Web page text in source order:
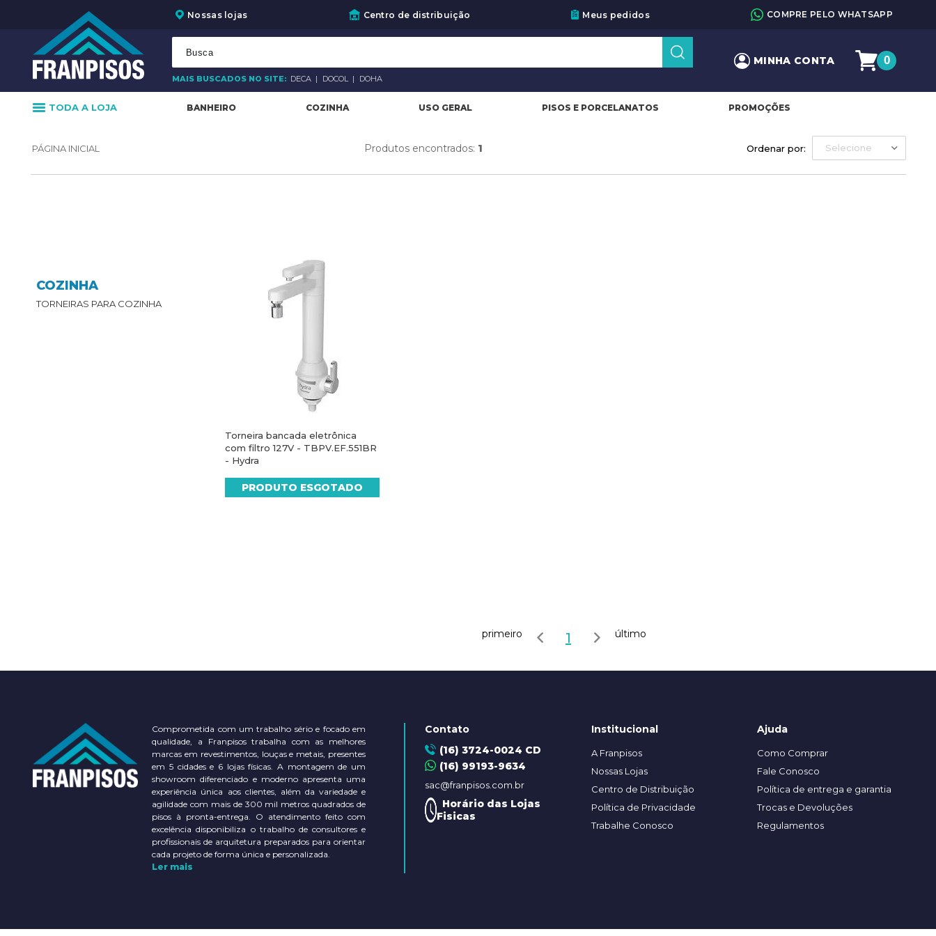
Nossas lojas Centro de distribuição Meus pedidos COMPRE PELO WHATSAPP
MAIS BUSCADOS NO SITE: DECA DOCOL DOHA
MINHA CONTA 0
TODA A LOJA BANHEIRO COZINHA USO GERAL PISOS E PORCELANATOS PROMOÇÕES
Ordenar por: Selecione
Produtos encontrados: 1
COZINHA
TORNEIRAS PARA COZINHA
Torneira bancada eletrônica
com filtro 127V - TBPV.EF.551BR
- Hydra
PRODUTO ESGOTADO
primeiro 1 último
Comprometida com um trabalho sério e focado em
qualidade, a Franpisos trabalha com as melhores
marcas em revestimentos, louças e metais, presentes
em 5 cidades e 6 lojas físicas. A montagem de um
showroom diferenciado e moderno apresenta uma
experiência única aos clientes, além da variedade e
agilidade com mais de 300 mil metros quadrados de
pisos à pronta-entrega. O atendimento feito com
excelência disponibiliza o trabalho de consultores e
profissionais de arquitetura preparados para orientar
cada projeto de forma única e personalizada.
Ler mais
Contato
(16) 3724-0024 CD
(16) 99193-9634
sac@franpisos.com.br
Horário das Lojas
Fisicas
Institucional
A Franpisos
Nossas Lojas
Centro de Distribuição
Política de Privacidade
Trabalhe Conosco
Ajuda
Como Comprar
Fale Conosco
Política de entrega e garantia
Trocas e Devoluções
Regulamentos